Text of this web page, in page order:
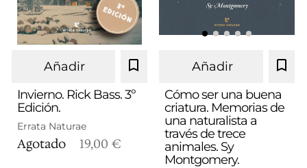
Añadir
Invierno. Rick Bass. 3º
Edición.
Errata Naturae
Agotado 19,00 €
Añadir
Cómo ser una buena
criatura. Memorias de
una naturalista a
través de trece
animales. Sy
Montgomery.